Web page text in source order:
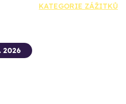
KATEGORIE ZÁŽITKŮ
2026